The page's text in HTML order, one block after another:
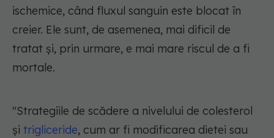
ischemice, când fluxul sanguin este blocat în
creier. Ele sunt, de asemenea, mai dificil de
tratat și, prin urmare, e mai mare riscul de a fi
mortale.
"Strategiile de scădere a nivelului de colesterol
și trigliceride, cum ar fi modificarea dietei sau